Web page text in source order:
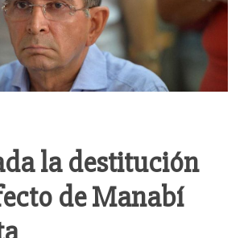
la destitución
de Manabí